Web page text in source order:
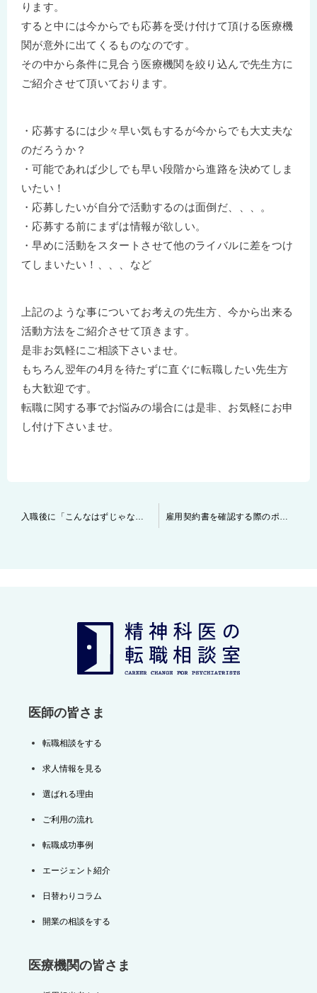
ります。
すると中には今からでも応募を受け付けて頂ける医療機
関が意外に出てくるものなのです。
その中から条件に見合う医療機関を絞り込んで先生方に
ご紹介させて頂いております。
・応募するには少々早い気もするが今からでも大丈夫な
のだろうか？
・可能であれば少しでも早い段階から進路を決めてしま
いたい！
・応募したいが自分で活動するのは面倒だ、、、。
・応募する前にまずは情報が欲しい。
・早めに活動をスタートさせて他のライバルに差をつけ
てしまいたい！、、、など
上記のような事についてお考えの先生方、今から出来る
活動方法をご紹介させて頂きます。
是非お気軽にご相談下さいませ。
もちろん翌年の4月を待たずに直ぐに転職したい先生方
も大歓迎です。
転職に関する事でお悩みの場合には是非、お気軽にお申
し付け下さいませ。
入職後に「こんなはずじゃなかった・・・」となってしまった場合は 雇用契約書を確認する際のポイント
医師の皆さま
転職相談をする
求人情報を見る
選ばれる理由
ご利用の流れ
転職成功事例
エージェント紹介
日替わりコラム
開業の相談をする
医療機関の皆さま